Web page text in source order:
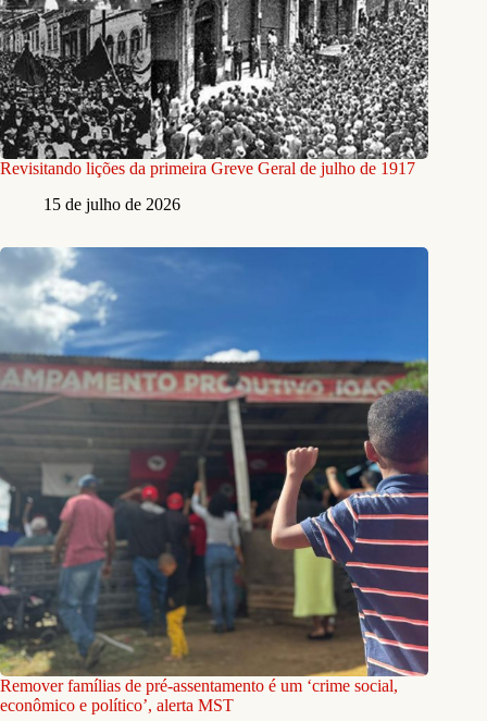
Revisitando lições da primeira Greve Geral de julho de 1917
15 de julho de 2026
Remover famílias de pré-assentamento é um ‘crime social,
econômico e político’, alerta MST